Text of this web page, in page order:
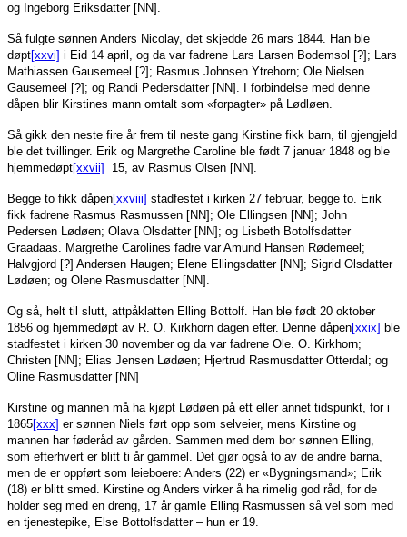
og Ingeborg Eriksdatter [NN].
Så fulgte sønnen Anders Nicolay, det skjedde 26 mars 1844. Han ble
døpt[xxvi] i Eid 14 april, og da var fadrene Lars Larsen Bodemsol [?]; Lars
Mathiassen Gausemeel [?]; Rasmus Johnsen Ytrehorn; Ole Nielsen
Gausemeel [?]; og Randi Pedersdatter [NN]. I forbindelse med denne
dåpen blir Kirstines mann omtalt som «forpagter» på Lødløen.
Så gikk den neste fire år frem til neste gang Kirstine fikk barn, til gjengjeld
ble det tvillinger. Erik og Margrethe Caroline ble født 7 januar 1848 og ble
hjemmedøpt[xxvii] 15, av Rasmus Olsen [NN].
Begge to fikk dåpen[xxviii] stadfestet i kirken 27 februar, begge to. Erik
fikk fadrene Rasmus Rasmussen [NN]; Ole Ellingsen [NN]; John
Pedersen Lødøen; Olava Olsdatter [NN]; og Lisbeth Botolfsdatter
Graadaas. Margrethe Carolines fadre var Amund Hansen Rødemeel;
Halvgjord [?] Andersen Haugen; Elene Ellingsdatter [NN]; Sigrid Olsdatter
Lødøen; og Olene Rasmusdatter [NN].
Og så, helt til slutt, attpåklatten Elling Bottolf. Han ble født 20 oktober
1856 og hjemmedøpt av R. O. Kirkhorn dagen efter. Denne dåpen[xxix] ble
stadfestet i kirken 30 november og da var fadrene Ole. O. Kirkhorn;
Christen [NN]; Elias Jensen Lødøen; Hjertrud Rasmusdatter Otterdal; og
Oline Rasmusdatter [NN]
Kirstine og mannen må ha kjøpt Lødøen på ett eller annet tidspunkt, for i
1865[xxx] er sønnen Niels ført opp som selveier, mens Kirstine og
mannen har føderåd av gården. Sammen med dem bor sønnen Elling,
som efterhvert er blitt ti år gammel. Det gjør også to av de andre barna,
men de er oppført som leieboere: Anders (22) er «Bygningsmand»; Erik
(18) er blitt smed. Kirstine og Anders virker å ha rimelig god råd, for de
holder seg med en dreng, 17 år gamle Elling Rasmussen så vel som med
en tjenestepike, Else Bottolfsdatter – hun er 19.